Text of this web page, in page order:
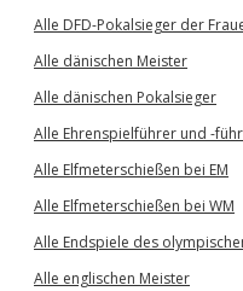
Alle DFD-Pokalsieger der
Alle dänischen Meister
Alle dänischen Pokalsieger
Alle Ehrenspielführer und -
Alle Elfmeterschießen bei EM
Alle Elfmeterschießen bei WM
Alle Endspiele des
Alle englischen Meister